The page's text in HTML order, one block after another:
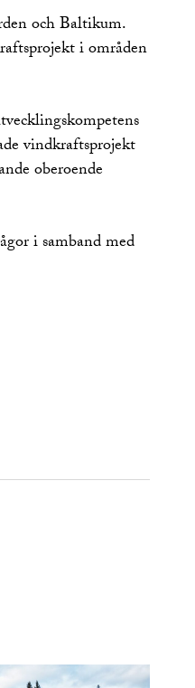
och Baltikum.
i områden
vindkraftsprojekt
oberoende
i samband med